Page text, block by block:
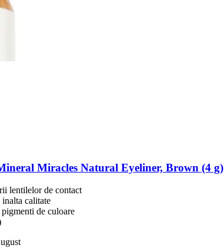
Miracles Natural Eyeliner, Brown (4 g)
lentilelor de contact
calitate
de culoare